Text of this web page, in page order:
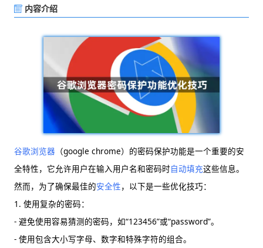
内容介绍
谷歌浏览器 （google chrome）的密码保护功能是一个重要的安
全特性，它允许用户在输入用户名和密码时自动填充这些信息。
然而，为了确保最佳的安全性，以下是一些优化技巧：
1. 使用复杂的密码：
- 避免使用容易猜测的密码，如“123456”或“password”。
- 使用包含大小写字母、数字和特殊字符的组合。